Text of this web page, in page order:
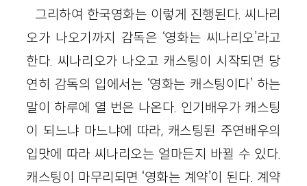
그리하여 한국영화는 이렇게 진행된다. 씨나리
오가 나오기까지 감독은 ‘영화는 씨나리오’라고
한다. 씨나리오가 나오고 캐스팅이 시작되면 당
연히 감독의 입에서는 ‘영화는 캐스팅이다’ 하는
말이 하루에 열 번은 나온다. 인기배우가 캐스팅
이 되느냐 마느냐에 따라, 캐스팅된 주연배우의
입맛에 따라 씨나리오는 얼마든지 바뀔 수 있다.
캐스팅이 마무리되면 ‘영화는 계약’이 된다. 계약